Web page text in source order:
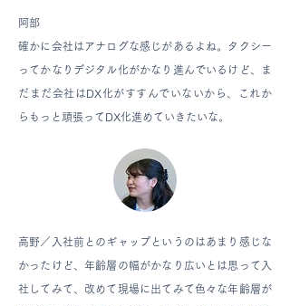
阿部
確かに会社はアナログな感じがあるよね。タクシー
ってかなりデジタル化がかなり進んでいるけど、ま
だまだ会社はDX化がすすんでいないから、これか
らもっと頑張ってDX化進めていきたいな。
高野／ 入社前とのギャップというのはあまり感じな
かったけど、年齢層の幅がかなり広いとは思って入
社してみて、改めて現場に出てみて色々な年齢層が